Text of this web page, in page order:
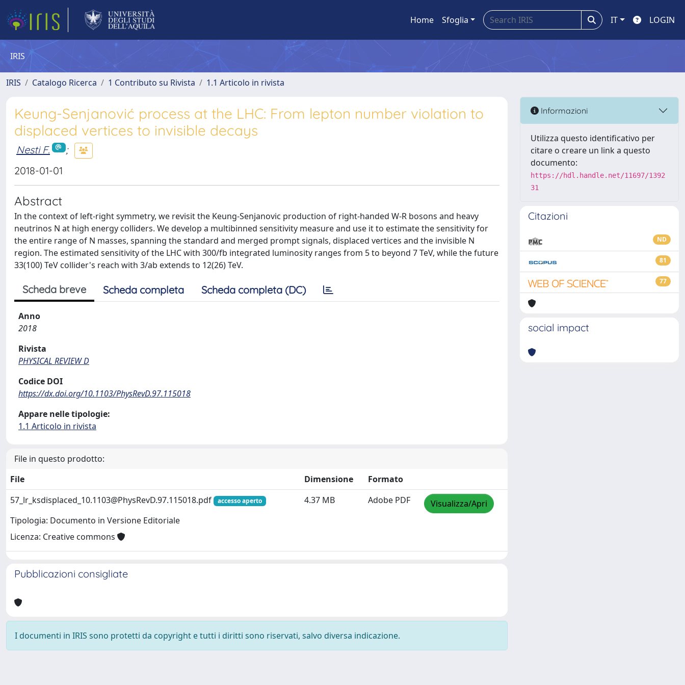
Home Sfoglia IT LOGIN
IRIS
IRIS Catalogo Ricerca 1 Contributo su Rivista 1.1 Articolo in rivista
Keung-Senjanović process at the LHC: From lepton number violation to
displaced vertices to invisible decays
Nesti F.
;
2018-01-01
Abstract
In the context of left-right symmetry, we revisit the Keung-Senjanovic production of right-handed W-R bosons and heavy
neutrinos N at high energy colliders. We develop a multibinned sensitivity measure and use it to estimate the sensitivity for
the entire range of N masses, spanning the standard and merged prompt signals, displaced vertices and the invisible N
region. The estimated sensitivity of the LHC with 300/fb integrated luminosity ranges from 5 to beyond 7 TeV, while the future
33(100) TeV collider's reach with 3/ab extends to 12(26) TeV.
Scheda breve Scheda completa Scheda completa (DC)
Anno
2018
Rivista
PHYSICAL REVIEW D
Codice DOI
https://dx.doi.org/10.1103/PhysRevD.97.115018
Appare nelle tipologie:
1.1 Articolo in rivista
File in questo prodotto:
File
Dimensione
Formato
57_lr_ksdisplaced_10.1103@PhysRevD.97.115018.pdf
accesso aperto
Tipologia: Documento in Versione Editoriale
Licenza: Creative commons
4.37 MB Adobe PDF Visualizza/Apri
Pubblicazioni consigliate
I documenti in IRIS sono protetti da copyright e tutti i diritti sono riservati, salvo diversa indicazione.
Informazioni
Utilizza questo identificativo per
citare o creare un link a questo
documento:
https://hdl.handle.net/11697/1392
31
Citazioni
ND
81
77
social impact